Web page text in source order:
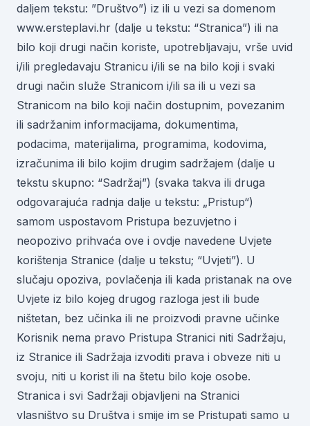
daljem tekstu: ”Društvo”) iz ili u vezi sa domenom
www.ersteplavi.hr (dalje u tekstu: “Stranica”) ili na
bilo koji drugi način koriste, upotrebljavaju, vrše uvid
i/ili pregledavaju Stranicu i/ili se na bilo koji i svaki
drugi način služe Stranicom i/ili sa ili u vezi sa
Stranicom na bilo koji način dostupnim, povezanim
ili sadržanim informacijama, dokumentima,
podacima, materijalima, programima, kodovima,
izračunima ili bilo kojim drugim sadržajem (dalje u
tekstu skupno: “Sadržaj”) (svaka takva ili druga
odgovarajuća radnja dalje u tekstu: „Pristup“)
samom uspostavom Pristupa bezuvjetno i
neopozivo prihvaća ove i ovdje navedene Uvjete
korištenja Stranice (dalje u tekstu; “Uvjeti”). U
slučaju opoziva, povlačenja ili kada pristanak na ove
Uvjete iz bilo kojeg drugog razloga jest ili bude
ništetan, bez učinka ili ne proizvodi pravne učinke
Korisnik nema pravo Pristupa Stranici niti Sadržaju,
iz Stranice ili Sadržaja izvoditi prava i obveze niti u
svoju, niti u korist ili na štetu bilo koje osobe.
Stranica i svi Sadržaji objavljeni na Stranici
vlasništvo su Društva i smije im se Pristupati samo u